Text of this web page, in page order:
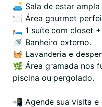
🛋️ Sala de estar ampla
🍽️ Área gourmet
🛏️ 1 suíte com closet +
🚿 Banheiro externo.
🧺 Lavanderia e
🌿 Área gramada nos
piscina ou pergolado.
📲 Agende sua visita e